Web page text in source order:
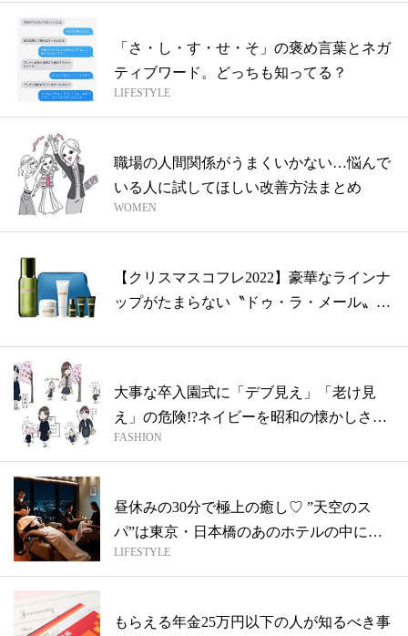
「さ・し・す・せ・そ」の褒め言葉とネガ
ティブワード。どっちも知ってる？
LIFESTYLE
職場の人間関係がうまくいかない…悩んで
いる人に試してほしい改善方法まとめ
WOMEN
【クリスマスコフレ2022】豪華なラインナ
ップがたまらない〝ドゥ・ラ・メール〟
大事な卒入園式に「デブ見え」「老け見
え」の危険!?ネイビーを昭和の懐かしさで
着る...
FASHION
昼休みの30分で極上の癒し♡ ”天空のス
パ”は東京・日本橋のあのホテルの中にあ
っ...
LIFESTYLE
もらえる年金25万円以下の人が知るべき事